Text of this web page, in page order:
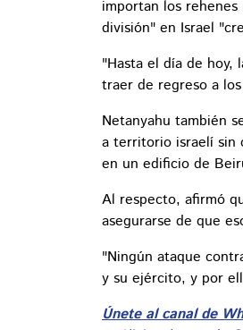
importan los
división" en Israel
"Hasta el día de
traer de regreso a
Netanyahu también
a territorio israelí sin
en un edificio de
Al respecto, afirmó
asegurarse de que
"Ningún ataque
y su ejército, y por
Únete al canal de